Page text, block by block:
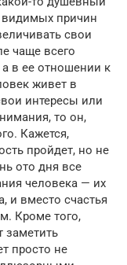
видимых причин
свои
чаще всего
а в ее отношении к
живет в
интересы или
то он,
Кажется,
пройдет, но не
ото дня все
человека — их
и вместо счастья
Кроме того,
заметить
просто не